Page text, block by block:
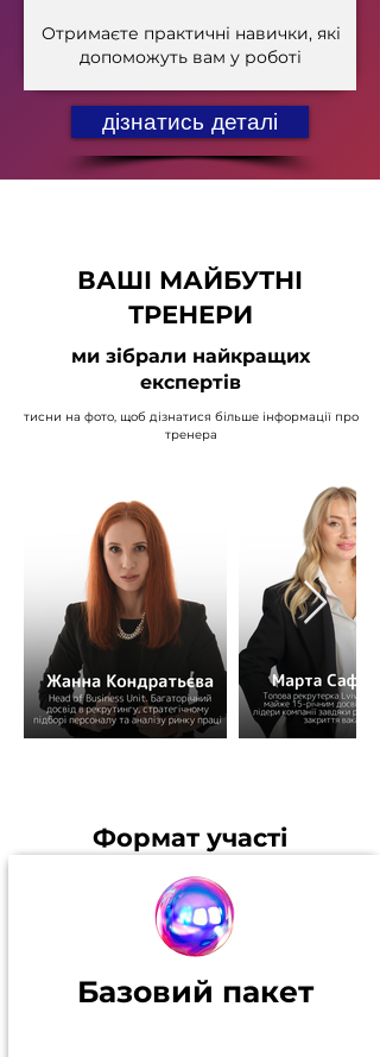
Отримаєте практичні навички, які
допоможуть вам у роботі
дізнатись деталі
ВАШІ МАЙБУТНІ
ТРЕНЕРИ
ми зібрали найкращих
експертів
тисни на фото, щоб дізнатися більше інформації про
тренера
Формат участі
Базовий пакет